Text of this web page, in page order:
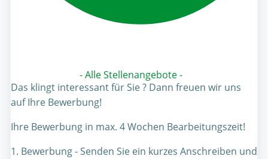
- Alle Stellenangebote -
Das klingt interessant für Sie ? Dann freuen wir uns
auf Ihre Bewerbung!
Ihre Bewerbung in max. 4 Wochen Bearbeitungszeit!
1. Bewerbung - Senden Sie ein kurzes Anschreiben und